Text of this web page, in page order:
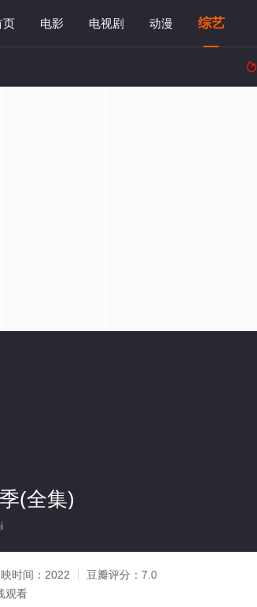
页 电影 电视剧 动漫 综艺

(全集)
映时间： 2022 豆瓣评分： 7.0
观看